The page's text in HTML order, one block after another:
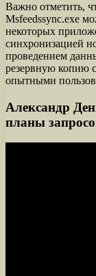
Важно отметить,
Msfeedssync.exe
некоторых
синхронизацией
проведением
резервную копию
опытными
Александр
планы